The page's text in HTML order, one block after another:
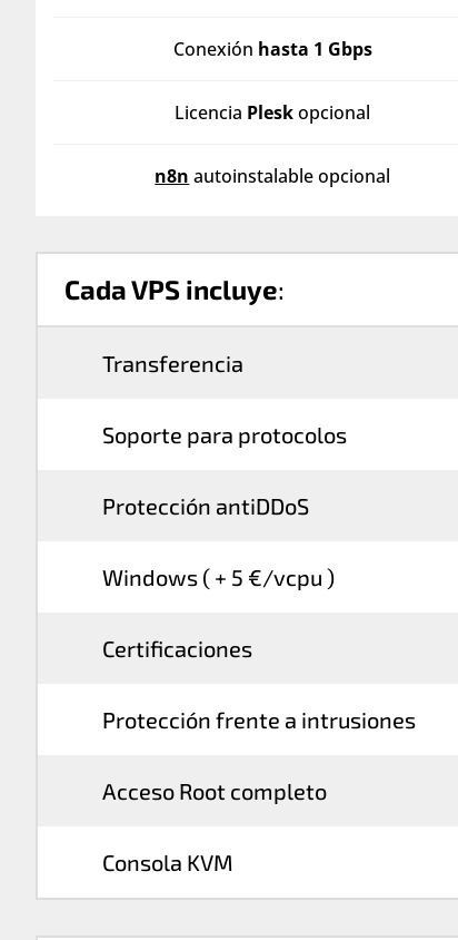
Conexión hasta 1 Gbps
Licencia Pleskopcional
n8n autoinstalable opcional
Cada VPS incluye:
Transferencia
Soporte para protocolos
Protección antiDDoS
Windows ( + 5 €/vcpu )
Certificaciones
Protección frente a intrusiones
Acceso Root completo
Consola KVM